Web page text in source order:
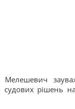
Мелешевич
рішень